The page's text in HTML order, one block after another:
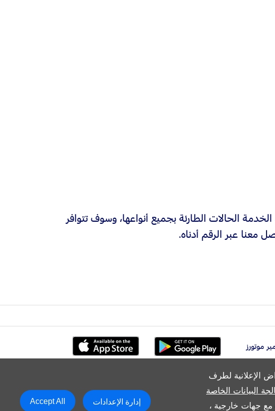
الإعلانية لطرف
البيانات الخاصة
مع جهات خارجية ، إدارة الإعدادات Accept All
الحالات الطارئة بجميع أنواعها، وسوف تتوافر
معنا عبر الرقم أدناه.